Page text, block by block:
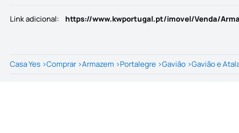
Link adicional:
Casa Yes >Comprar >Armazem >Portalegre >Gavião >Gavião e